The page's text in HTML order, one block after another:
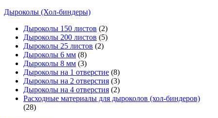
Дыроколы (Хол-биндеры)
Дыроколы 150 листов (2)
Дыроколы 200 листов (5)
Дыроколы 25 листов (2)
Дыроколы 6 мм (8)
Дыроколы 8 мм (3)
Дыроколы на 1 отверстие (8)
Дыроколы на 2 отверстия (3)
Дыроколы на 4 отверстия (2)
Расходные материалы для дыроколов (хол-биндеров)
(28)